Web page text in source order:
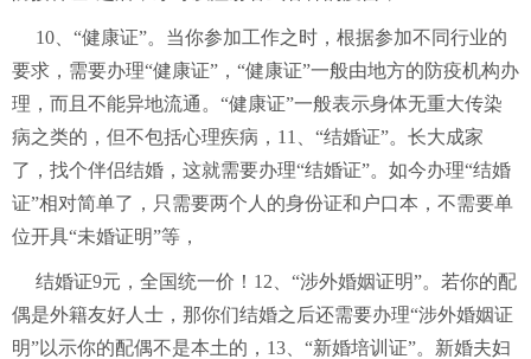
10、“健康证”。当你参加工作之时，根据参加不同行业的
要求，需要办理“健康证”，“健康证”一般由地方的防疫机构办
理，而且不能异地流通。“健康证”一般表示身体无重大传染
病之类的，但不包括心理疾病，11、“结婚证”。长大成家
了，找个伴侣结婚，这就需要办理“结婚证”。如今办理“结婚
证”相对简单了，只需要两个人的身份证和户口本，不需要单
位开具“未婚证明”等，
结婚证9元，全国统一价！12、“涉外婚姻证明”。若你的配
偶是外籍友好人士，那你们结婚之后还需要办理“涉外婚姻证
明”以示你的配偶不是本土的，13、“新婚培训证”。新婚夫妇